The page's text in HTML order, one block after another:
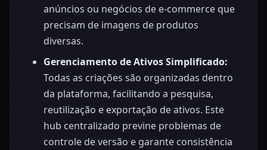
anúncios ou negócios de e-commerce que
precisam de imagens de produtos
diversas.
Gerenciamento de Ativos Simplificado:
Todas as criações são organizadas dentro
da plataforma, facilitando a pesquisa,
reutilização e exportação de ativos. Este
hub centralizado previne problemas de
controle de versão e garante consistência